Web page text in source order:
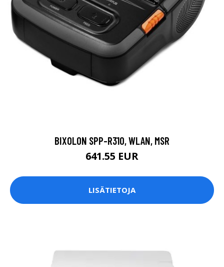
BIXOLON SPP-R310, WLAN, MSR
641.55 EUR
LISÄTIETOJA